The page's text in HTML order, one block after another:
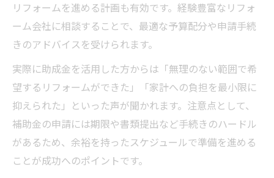
リフォームを進める計画も有効です。経験豊富なリフォ
ーム会社に相談することで、最適な予算配分や申請手続
きのアドバイスを受けられます。
実際に助成金を活用した方からは「無理のない範囲で希
望するリフォームができた」「家計への負担を最小限に
抑えられた」といった声が聞かれます。注意点として、
補助金の申請には期限や書類提出など手続きのハードル
があるため、余裕を持ったスケジュールで準備を進める
ことが成功へのポイントです。